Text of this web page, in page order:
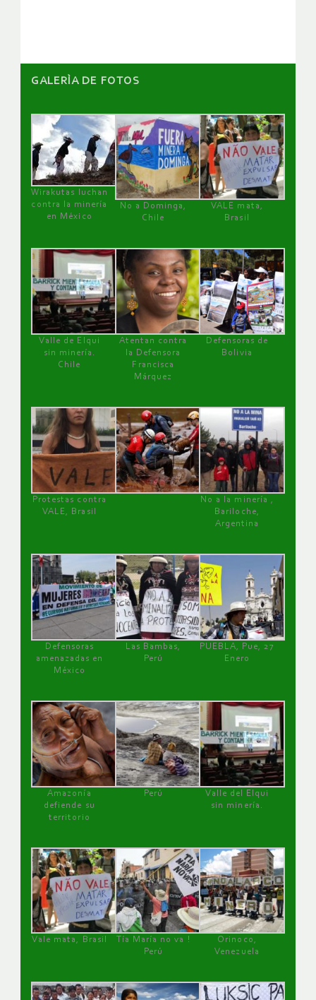
GALERÌA DE FOTOS
Wirakutas luchan
contra la minería
en México
No a Dominga,
Chile
VALE mata,
Brasil
Valle de Elqui
sin minería.
Chile
Atentan contra
la Defensora
Francisca
Márquez
Defensoras de
Bolivia
Protestas contra
VALE, Brasil
No a la minería ,
Bariloche,
Argentina
Defensoras
amenazadas en
México
Las Bambas,
Perú
PUEBLA, Pue, 27
Enero
Amazonía
defiende su
territorio
Perú
Valle del Elqui
sin minería.
Vale mata, Brasil
Tía María no va !
Perú
Orinoco,
Venezuela